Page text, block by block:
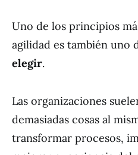
Uno de los principios
agilidad es también uno
elegir.
Las organizaciones
demasiadas cosas al
transformar procesos,